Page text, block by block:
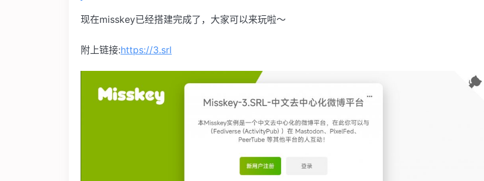
现在misskey已经搭建完成了，大家可以来玩啦～
附上链接:https://3.srl